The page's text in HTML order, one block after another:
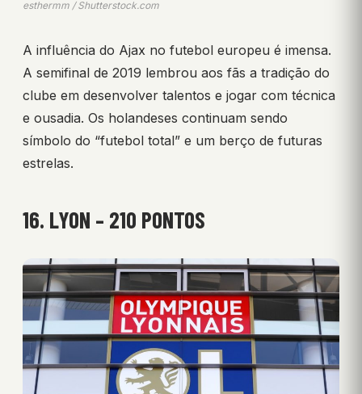
esthermm / Shutterstock.com
A influência do Ajax no futebol europeu é imensa.
A semifinal de 2019 lembrou aos fãs a tradição do
clube em desenvolver talentos e jogar com técnica
e ousadia. Os holandeses continuam sendo
símbolo do “futebol total” e um berço de futuras
estrelas.
16. LYON – 210 PONTOS